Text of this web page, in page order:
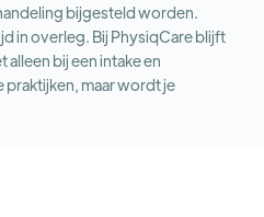
bijgesteld worden.
in overleg. Bij PhysiqCare blijft
alleen bij een intake en
praktijken, maar wordt je